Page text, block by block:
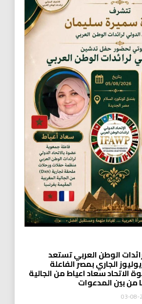
الوطن العربي تستعد
يوم 5 يوليوز الجاري بمصر الفاعلة
الاتحاد سعاد اعياط من الجالية
من بين المدعوات